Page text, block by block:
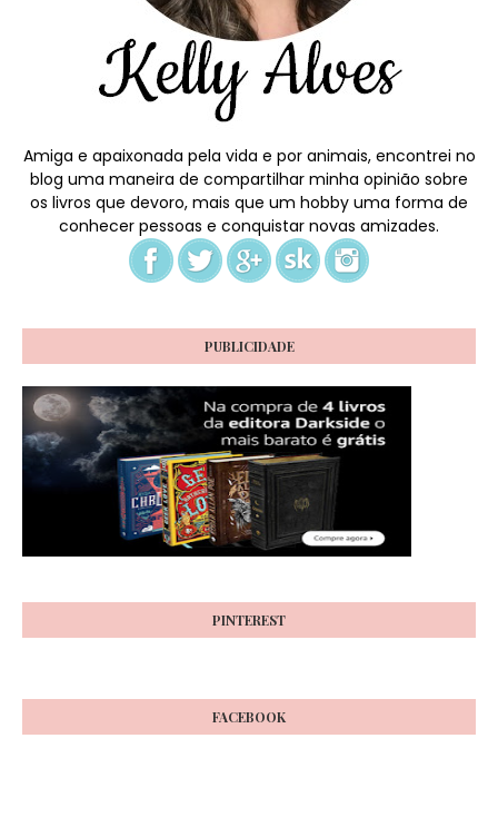
Amiga e apaixonada pela vida e por animais, encontrei no
blog uma maneira de compartilhar minha opinião sobre
os livros que devoro, mais que um hobby uma forma de
conhecer pessoas e conquistar novas amizades.
PUBLICIDADE
PINTEREST
FACEBOOK